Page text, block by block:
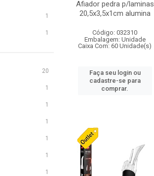
1
1
20
1
1
1
1
1
1
Afiador pedra p/laminas
20,5x3,5x1cm alumina
Código: 032310
Embalagem: Unidade
Caixa Com: 60 Unidade(s)
Faça seu login ou
cadastre-se para
comprar.